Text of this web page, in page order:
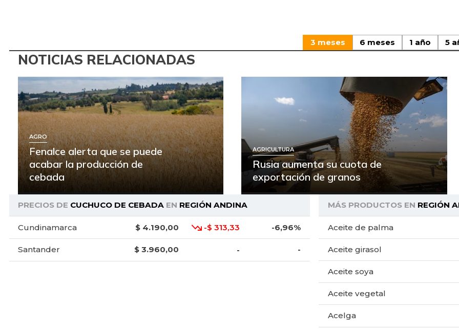
3 meses 6 meses 1 año 5
NOTICIAS RELACIONADAS
AGRO
Fenalce alerta que se puede
acabar la producción de
cebada
AGRICULTURA
Rusia aumenta su cuota de
exportación de granos
PRECIOS DE CUCHUCO DE CEBADAEN REGIÓN ANDINA
Cundinamarca $ 4.190,00 -$ 313,33 -6,96%
Santander $ 3.960,00 - -
MÁS PRODUCTOS EN REGIÓN
Aceite de palma
Aceite girasol
Aceite soya
Aceite vegetal
Acelga